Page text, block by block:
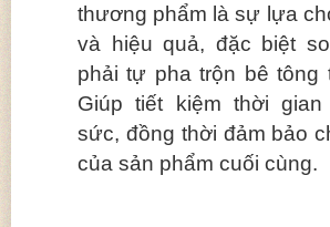
thương phẩm là sự lựa
và hiệu quả, đặc biệt
phải tự pha trộn bê tông
Giúp tiết kiệm thời
sức, đồng thời đảm bảo
của sản phẩm cuối cùng.